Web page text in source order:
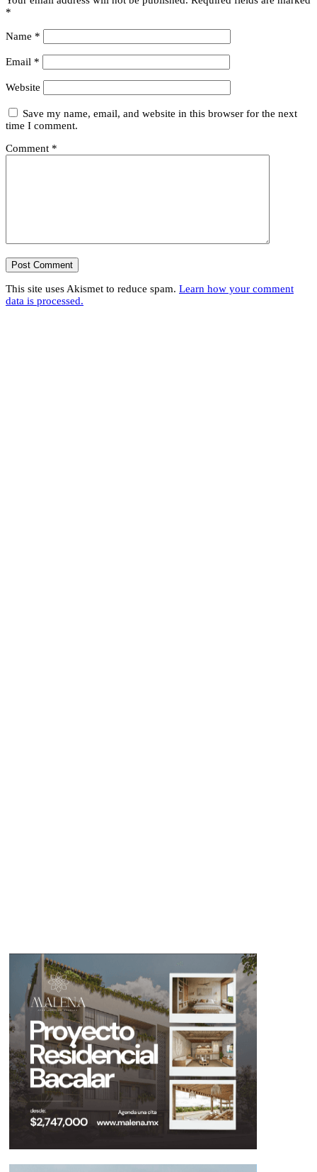
*
Name *
Email *
Website
Save my name, email, and website in this browser for the next
time I comment.
Comment *
This site uses Akismet to reduce spam. Learn how your comment
data is processed.